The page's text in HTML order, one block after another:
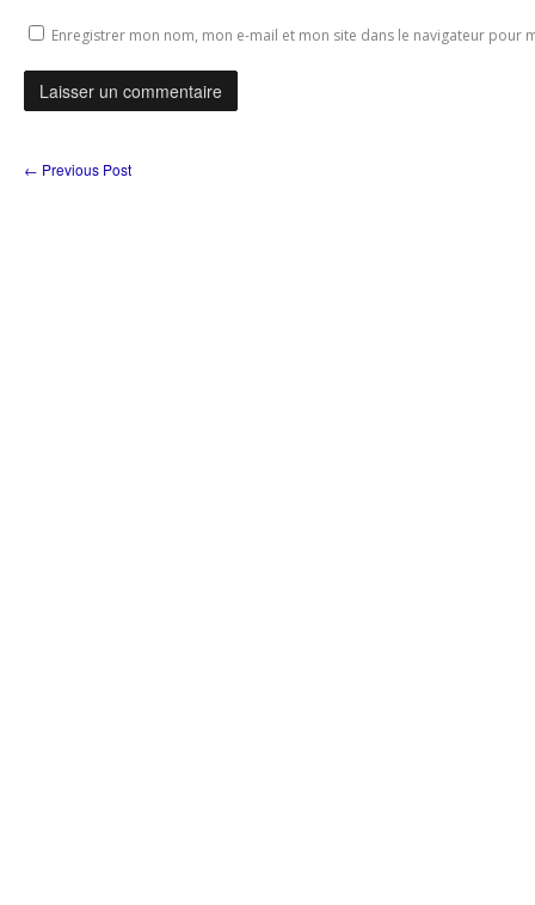
Enregistrer mon nom, mon e-mail et mon site dans le navigateur pour
← Previous Post